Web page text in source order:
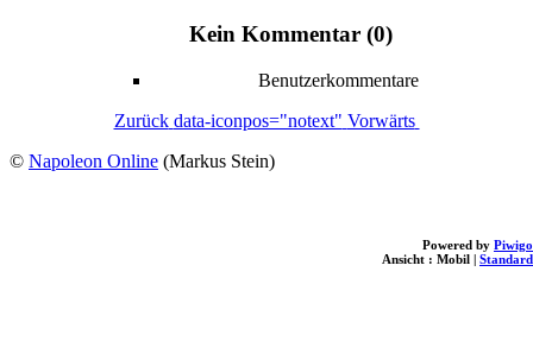
Kein Kommentar (0)
Benutzerkommentare
Zurück data-iconpos="notext" Vorwärts
Powered by Piwigo
Ansicht : Mobil | Standard
© Napoleon Online (Markus Stein)